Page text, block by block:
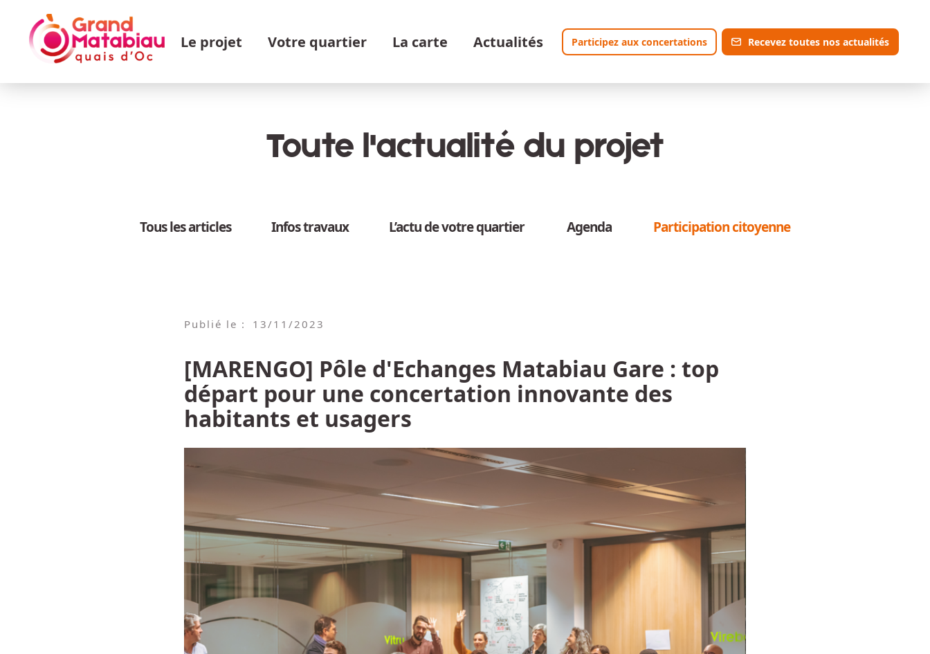
Navigation principale
Le projet Votre quartier La carte Actualités Participez aux concertations Recevez toutes nos actualités
Toute l'actualité du projet
Tous les articles Infos travaux L’actu de votre quartier Agenda Participation citoyenne
Publié le : 13/11/2023
[MARENGO] Pôle d'Echanges Matabiau Gare : top
départ pour une concertation innovante des
habitants et usagers